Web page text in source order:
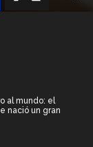
al mundo: el
nació un gran